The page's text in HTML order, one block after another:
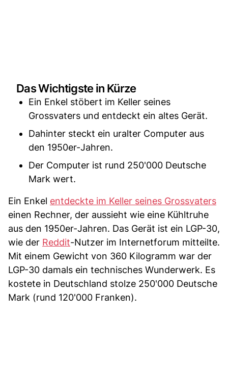
Das Wichtigste in Kürze
Ein Enkel stöbert im Keller seines
Grossvaters und entdeckt ein altes Gerät.
Dahinter steckt ein uralter Computer aus
den 1950er-Jahren.
Der Computer ist rund 250'000 Deutsche
Mark wert.
Ein Enkel entdeckte im Keller seines Grossvaters
einen Rechner, der aussieht wie eine Kühltruhe
aus den 1950er-Jahren. Das Gerät ist ein LGP-30,
wie der Reddit-Nutzer im Internetforum mitteilte.
Mit einem Gewicht von 360 Kilogramm war der
LGP-30 damals ein technisches Wunderwerk. Es
kostete in Deutschland stolze 250'000 Deutsche
Mark (rund 120'000 Franken).